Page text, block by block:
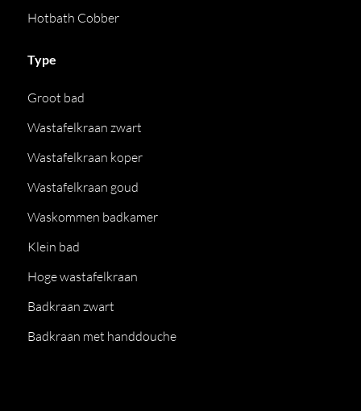
Hotbath Cobber
Type
Groot bad
Wastafelkraan zwart
Wastafelkraan koper
Wastafelkraan goud
Waskommen badkamer
Klein bad
Hoge wastafelkraan
Badkraan zwart
Badkraan met handdouche